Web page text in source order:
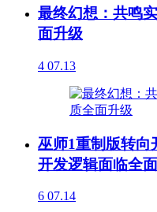
最终幻想：共鸣
面升级
4 07.13
巫师1重制版转向
开发逻辑面临全
6 07.14